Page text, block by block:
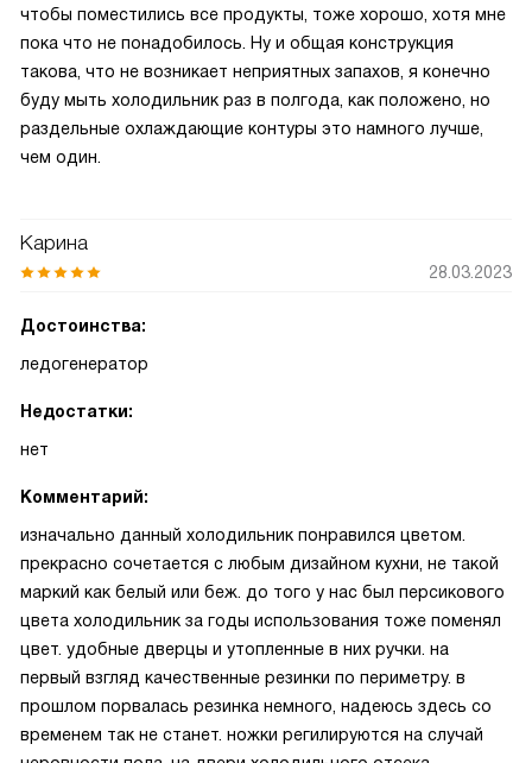
чтобы поместились все продукты, тоже хорошо, хотя мне
пока что не понадобилось. Ну и общая конструкция
такова, что не возникает неприятных запахов, я конечно
буду мыть холодильник раз в полгода, как положено, но
раздельные охлаждающие контуры это намного лучше,
чем один.
Карина
28.03.2023
Достоинства:
ледогенератор
Недостатки:
нет
Комментарий:
изначально данный холодильник понравился цветом.
прекрасно сочетается с любым дизайном кухни, не такой
маркий как белый или беж. до того у нас был персикового
цвета холодильник за годы использования тоже поменял
цвет. удобные дверцы и утопленные в них ручки. на
первый взгляд качественные резинки по периметру. в
прошлом порвалась резинка немного, надеюсь здесь со
временем так не станет. ножки регилируются на случай